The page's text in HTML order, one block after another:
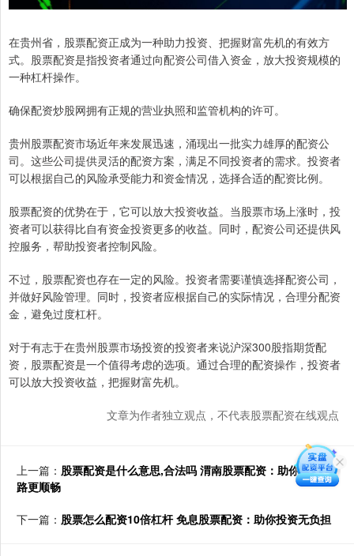
在贵州省，股票配资正成为一种助力投资、把握财富先机的有效方
式。股票配资是指投资者通过向配资公司借入资金，放大投资规模的
一种杠杆操作。
确保配资炒股网拥有正规的营业执照和监管机构的许可。
贵州股票配资市场近年来发展迅速，涌现出一批实力雄厚的配资公
司。这些公司提供灵活的配资方案，满足不同投资者的需求。投资者
可以根据自己的风险承受能力和资金情况，选择合适的配资比例。
股票配资的优势在于，它可以放大投资收益。当股票市场上涨时，投
资者可以获得比自有资金投资更多的收益。同时，配资公司还提供风
控服务，帮助投资者控制风险。
不过，股票配资也存在一定的风险。投资者需要谨慎选择配资公司，
并做好风险管理。同时，投资者应根据自己的实际情况，合理分配资
金，避免过度杠杆。
对于有志于在贵州股票市场投资的投资者来说沪深300股指期货配
资，股票配资是一个值得考虑的选项。通过合理的配资操作，投资者
可以放大投资收益，把握财富先机。
文章为作者独立观点，不代表股票配资在线观点
上一篇： 股票配资是什么意思,合法吗 渭南股票配资：助你投资之
路更顺畅
下一篇： 股票怎么配资10倍杠杆 免息股票配资：助你投资无负担